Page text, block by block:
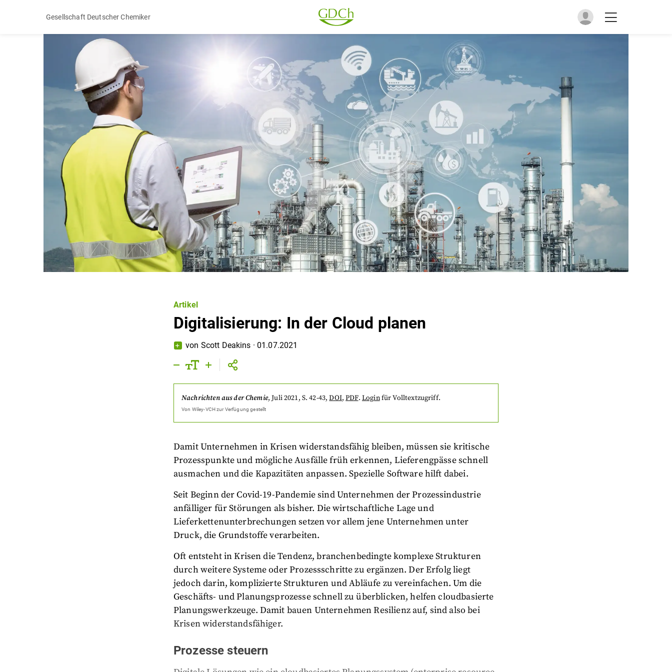
Gesellschaft Deutscher Chemiker
Artikel
Digitalisierung: In der Cloud planen
von Scott Deakins ·01.07.2021
Nachrichten aus der Chemie,Juli 2021, S. 42-43,DOI,PDF. Loginfür Volltextzugriff.
Von Wiley-VCHzur Verfügung gestellt
Damit Unternehmen in Krisen widerstandsfähig bleiben, müssen sie kritische
Prozesspunkte und mögliche Ausfälle früh erkennen, Lieferengpässe schnell
ausmachen und die Kapazitäten anpassen. Spezielle Software hilft dabei.
Seit Beginn der Covid-19-Pandemie sind Unternehmen der Prozessindustrie
anfälliger für Störungen als bisher. Die wirtschaftliche Lage und
Lieferkettenunterbrechungen setzen vor allem jene Unternehmen unter
Druck, die Grundstoffe verarbeiten.
Oft entsteht in Krisen die Tendenz, branchenbedingte komplexe Strukturen
durch weitere Systeme oder Prozessschritte zu ergänzen. Der Erfolg liegt
jedoch darin, komplizierte Strukturen und Abläufe zu vereinfachen. Um die
Geschäfts- und Planungsprozesse schnell zu überblicken, helfen cloudbasierte
Planungswerkzeuge. Damit bauen Unternehmen Resilienz auf, sind also bei
Krisen widerstandsfähiger.
Prozesse steuern